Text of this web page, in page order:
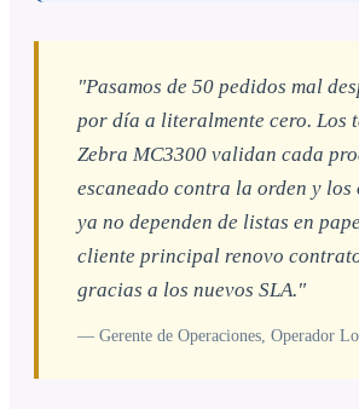
"Pasamos de 50 pedidos mal
por día a literalmente cero. Los
Zebra MC3300 validan cada
escaneado contra la orden y los
ya no dependen de listas en
cliente principal renovo
gracias a los nuevos SLA."
— Gerente de Operaciones, Operador